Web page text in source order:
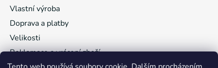
Vlastní výroba
Doprava a platby
Velikosti
Reklamace a vrácení zboží